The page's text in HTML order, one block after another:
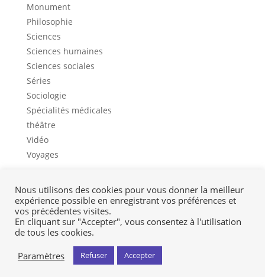
Monument
Philosophie
Sciences
Sciences humaines
Sciences sociales
Séries
Sociologie
Spécialités médicales
théâtre
Vidéo
Voyages
Contact Mon profil
Mentions légales
Presses universitaires François-Rabelais © 2026
Nous utilisons des cookies pour vous donner la meilleur
expérience possible en enregistrant vos préférences et
vos précédentes visites.
En cliquant sur "Accepter", vous consentez à l'utilisation
de tous les cookies.
Paramètres
Refuser Accepter